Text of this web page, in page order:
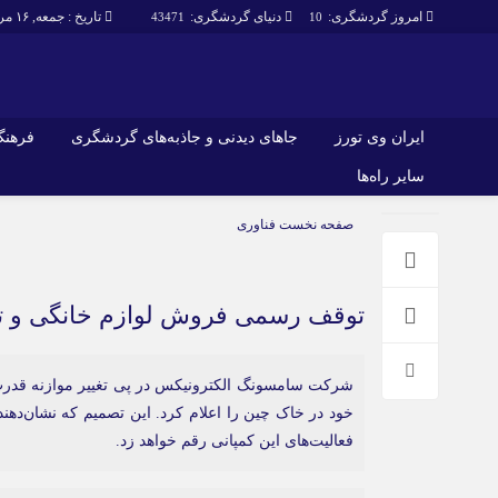
دنیای گردشگری: 43471 امروز گردشگری: 10 تاریخ : جمعه, ۱۶ مرداد , ۱۴۰۵
ایران وی تورز جاهای دیدنی و جاذبه‌های گردشگری
سایر راه‌ها
شرایط بازنشر محتوا در ایران وی تورز
ایران سفر تور
غذا و رستوران
عمومی و سرگرمی
پزشکی، سلامت و زیبایی
سایر راه‌ها
تور و سفر ایرانی
صفحه نخست فناوری
توقف رسمی فروش لوازم خانگی و
شرکت سامسونگ الکترونیکس در پی تغییر موازنه
خود در خاک چین را اعلام کرد. این تصمیم که
فعالیت‌های این کمپانی رقم خواهد زد.